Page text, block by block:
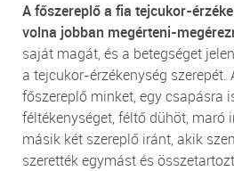
A főszereplő a fia tejcukor-
volna jobban megérteni-
saját magát, és a betegséget
a tejcukor-érzékenység
főszereplő minket, egy csapásra
féltékenységet, féltő dühöt, maró
másik két szereplő iránt, akik
szerették egymást és